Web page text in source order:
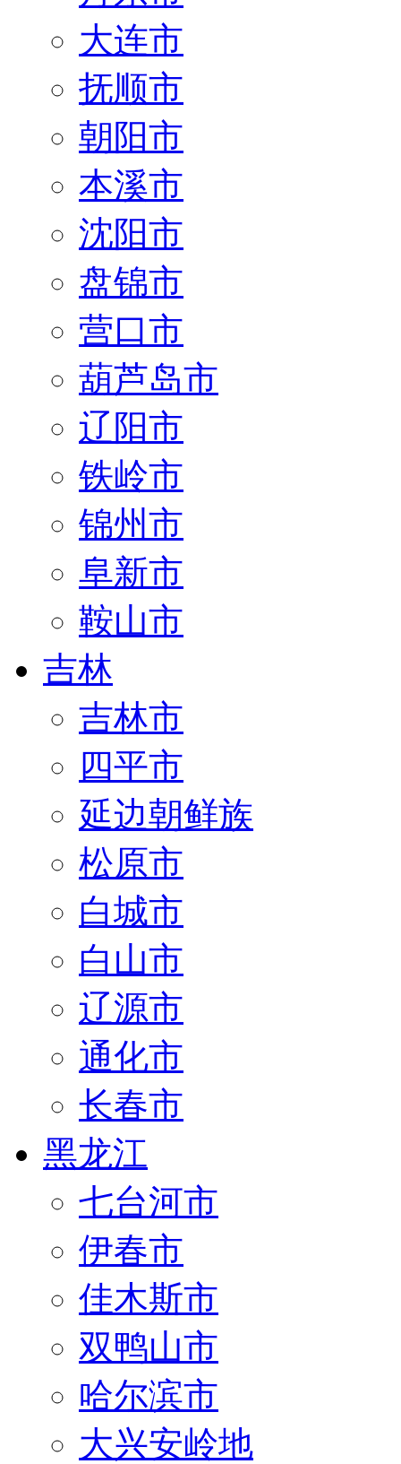
大连市
抚顺市
朝阳市
本溪市
沈阳市
盘锦市
营口市
葫芦岛市
辽阳市
铁岭市
锦州市
阜新市
鞍山市
吉林
吉林市
四平市
延边朝鲜族
松原市
白城市
白山市
辽源市
通化市
长春市
黑龙江
七台河市
伊春市
佳木斯市
双鸭山市
哈尔滨市
大兴安岭地